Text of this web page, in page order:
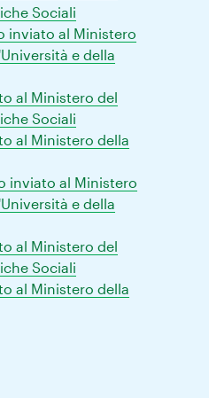
Sociali
inviato al Ministero
e della
al Ministero del
Sociali
al Ministero della
inviato al Ministero
e della
al Ministero del
Sociali
al Ministero della